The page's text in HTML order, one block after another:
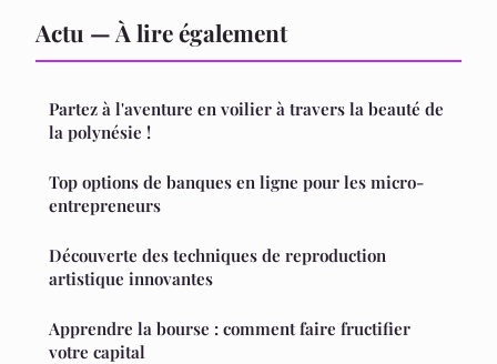
Actu — À lire également
Partez à l'aventure en voilier à travers la beauté de
la polynésie !
Top options de banques en ligne pour les micro-
entrepreneurs
Découverte des techniques de reproduction
artistique innovantes
Apprendre la bourse : comment faire fructifier
votre capital